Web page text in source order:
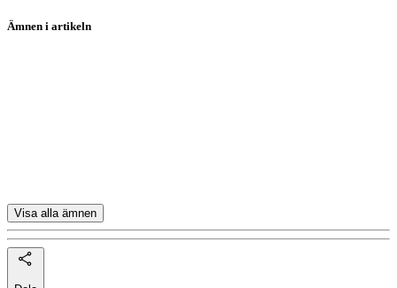
Ämnen i artikeln
Visa alla ämnen